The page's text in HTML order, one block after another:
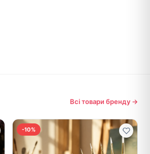
Всі товари бренду →
-10%